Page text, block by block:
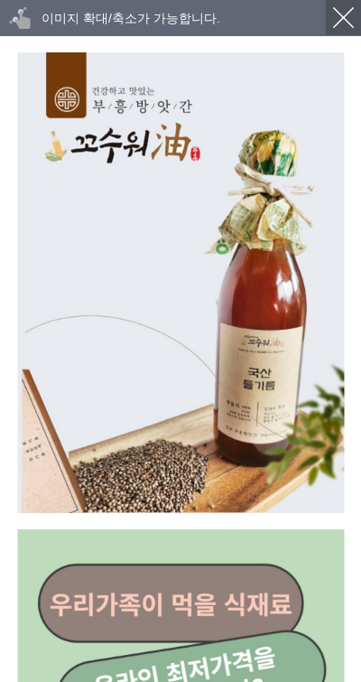
이미지 확대/축소가 가능합니다.